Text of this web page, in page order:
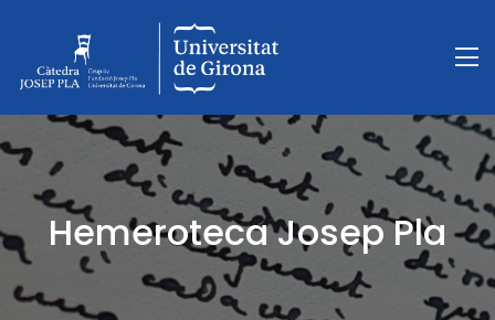
Hemeroteca Josep Pla